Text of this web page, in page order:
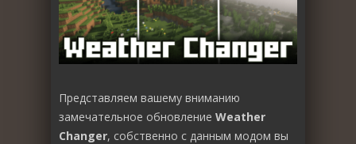
Представляем вашему вниманию
замечательное обновление Weather
Changer, собственно с данным модом вы